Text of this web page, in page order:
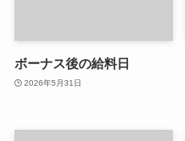
ボーナス後の給料日
2026年5月31日